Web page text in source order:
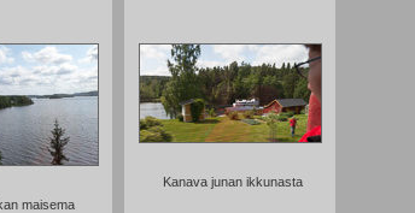
maisema
Kanava junan ikkunasta